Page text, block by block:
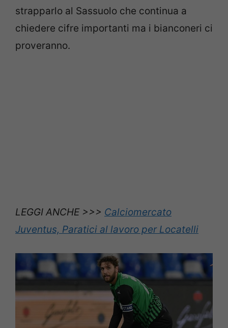
strapparlo al Sassuolo che continua a
chiedere cifre importanti ma i bianconeri ci
proveranno.
LEGGI ANCHE >>> Calciomercato
Juventus, Paratici al lavoro per Locatelli